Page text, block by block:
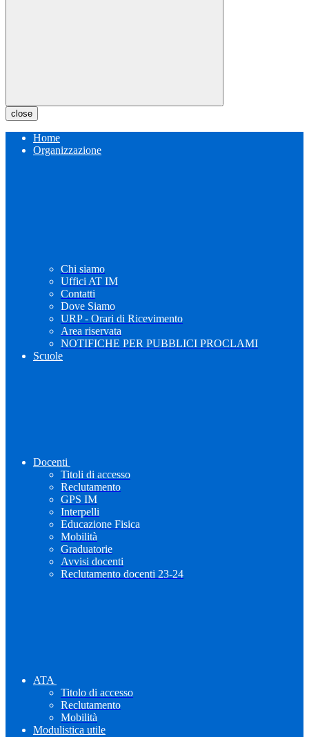
close
Home
Organizzazione
Chi siamo
Uffici AT IM
Contatti
Dove Siamo
URP - Orari di Ricevimento
Area riservata
NOTIFICHE PER PUBBLICI PROCLAMI
Scuole
Docenti
Titoli di accesso
Reclutamento
GPS IM
Interpelli
Educazione Fisica
Mobilità
Graduatorie
Avvisi docenti
Reclutamento docenti 23-24
ATA
Titolo di accesso
Reclutamento
Mobilità
Modulistica utile